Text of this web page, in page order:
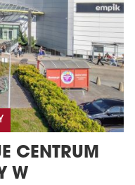
CENTRUM
W